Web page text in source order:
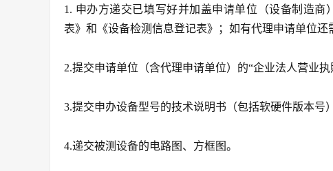
1. 申办方递交已填写好并加盖申请单位（设备制造
表》和《设备检测信息登记表》；如有代理申请单位还
2.提交申请单位（含代理申请单位）的“企业法人营业执
3.提交申办设备型号的技术说明书（包括软硬件版本号
4.递交被测设备的电路图、方框图。